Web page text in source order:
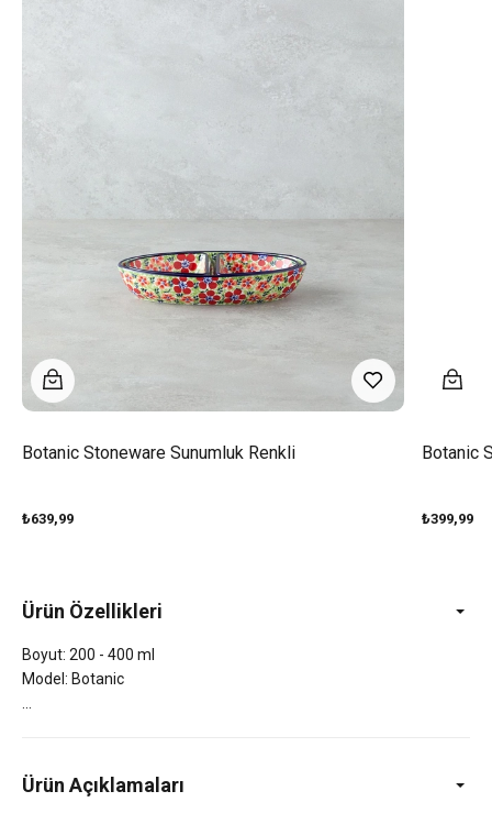
Botanic Stoneware Sunumluk Renkli
₺639,99
Botanic
₺399,99
Ürün Özellikleri
Boyut: 200 - 400 ml
Model: Botanic
Ürün Açıklamaları